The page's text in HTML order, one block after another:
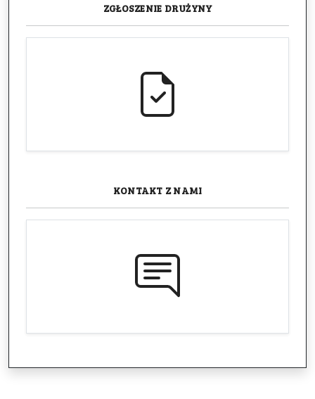
ZGŁOSZENIE DRUŻYNY
KONTAKT Z NAMI